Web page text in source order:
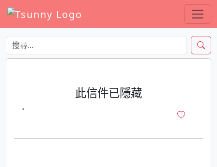
此信件已隱藏
·